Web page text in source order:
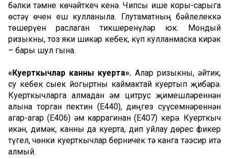
бәлки тәмне көчәйткеч кенә. Чипсы ише коры-сарыга
өстәү өчен еш кулланыла. Глутаматның бәйлелеккә
төшерүен раслаган тикшеренүләр юк. Мондый
ризыкны, тоз яки шикәр кебек, күп кулланмаска кирәк
– бары шул гына.
«Куерткычлар канны куерта». Алар ризыкны, әйтик,
су кебек сыек йогыртны каймактай куертып җибәрә.
Куерткычларга алмадан һәм цитрус җимешләреннән
алына торган пектин (Е440), диңгез суүсемнәреннән
агар-агар (Е406) һәм каррагинан (Е407) керә. Куерткыч
икән, димәк, канны да куерта, дип уйлау дөрес фикер
түгел, чөнки куерткычлар берничек тә канга тәэсир итә
алмый.